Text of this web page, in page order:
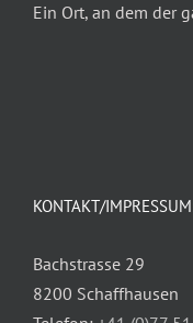
Ein Ort, an dem der
KONTAKT/
Bachstrasse 29
8200 Schaffhausen